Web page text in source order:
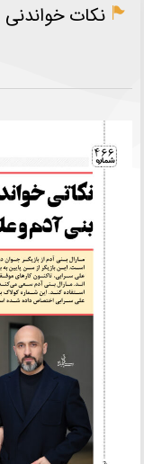
نکات خواندنی